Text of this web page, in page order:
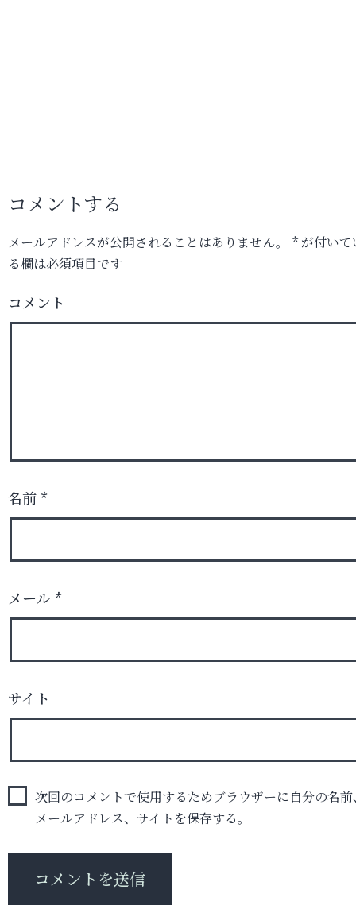
コメントする
メールアドレスが公開されることはありません。 *が付いて
る欄は必須項目です
コメント
名前 *
メール *
サイト
次回のコメントで使用するためブラウザーに自分の名前
メールアドレス、サイトを保存する。